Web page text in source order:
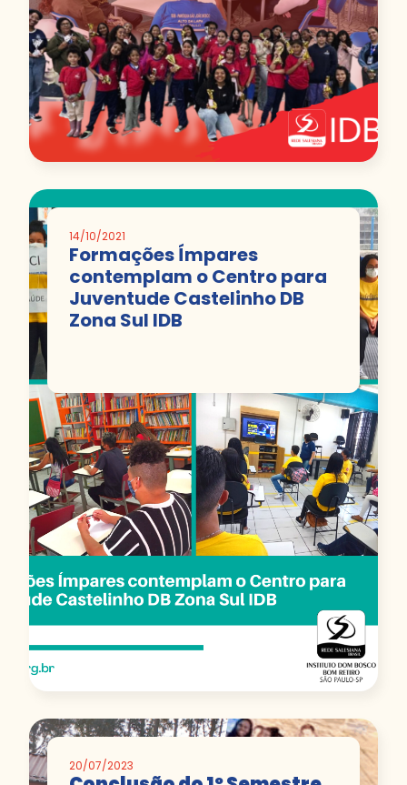
14/10/2021
Formações Ímpares
contemplam o Centro para
Juventude Castelinho DB
Zona Sul IDB
20/07/2023